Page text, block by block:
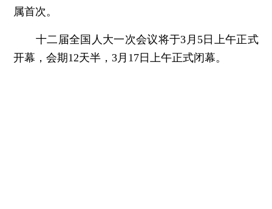
属首次。
十二届全国人大一次会议将于3月5日上午正式
开幕，会期12天半，3月17日上午正式闭幕。